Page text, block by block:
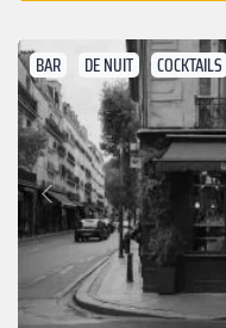
BAR DE NUIT COCKTAILS
Précédent